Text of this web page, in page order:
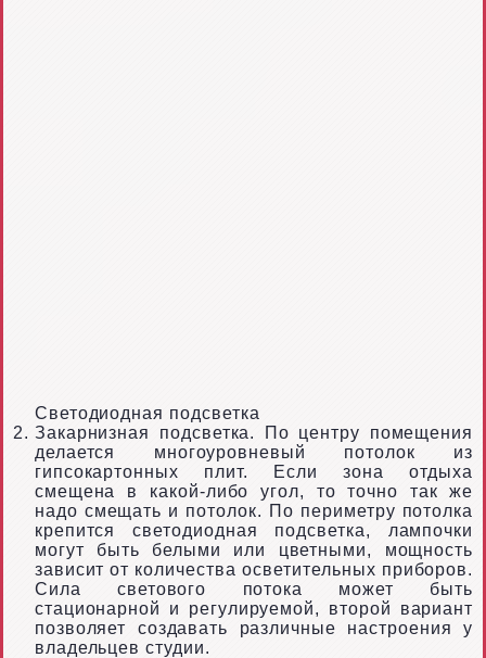
Светодиодная подсветка
Закарнизная подсветка. По центру помещения
делается многоуровневый потолок из
гипсокартонных плит. Если зона отдыха
смещена в какой-либо угол, то точно так же
надо смещать и потолок. По периметру потолка
крепится светодиодная подсветка, лампочки
могут быть белыми или цветными, мощность
зависит от количества осветительных приборов.
Сила светового потока может быть
стационарной и регулируемой, второй вариант
позволяет создавать различные настроения у
владельцев студии.